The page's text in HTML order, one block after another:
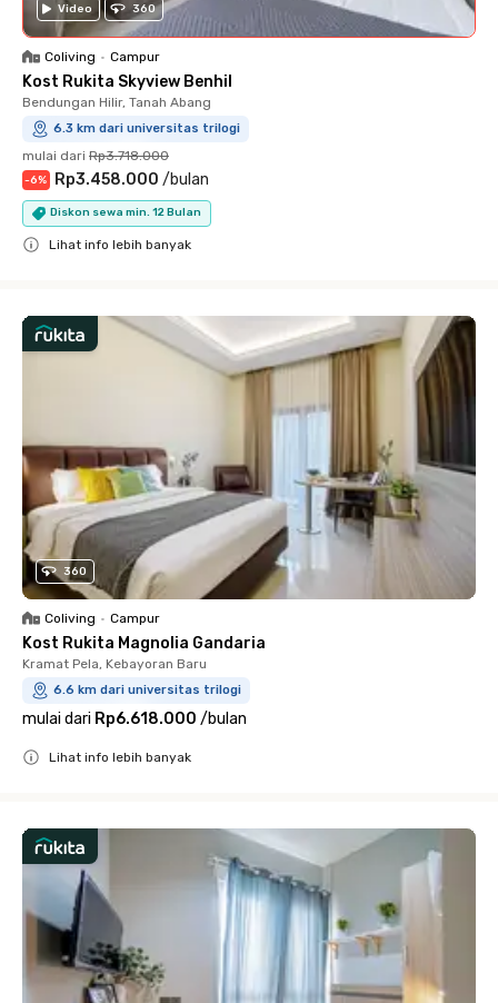
Video 360
Coliving • Campur
Kost Rukita Skyview Benhil
Bendungan Hilir, Tanah Abang
6.3 km dari universitas trilogi
mulai dari Rp3.718.000
-6% Rp3.458.000 /bulan
Diskon sewa min. 12 Bulan
Lihat info lebih banyak
360
Coliving • Campur
Kost Rukita Magnolia Gandaria
Kramat Pela, Kebayoran Baru
6.6 km dari universitas trilogi
mulai dari Rp6.618.000 /bulan
Lihat info lebih banyak